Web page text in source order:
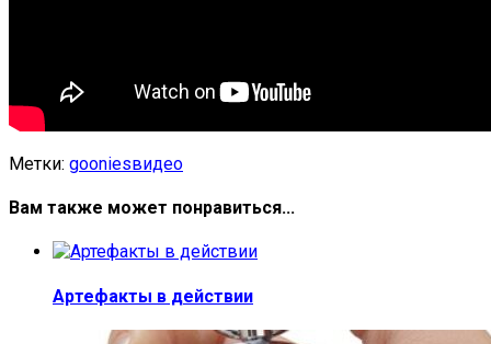
Метки: gooniesвидео
Вам также может понравиться...
Артефакты в действии